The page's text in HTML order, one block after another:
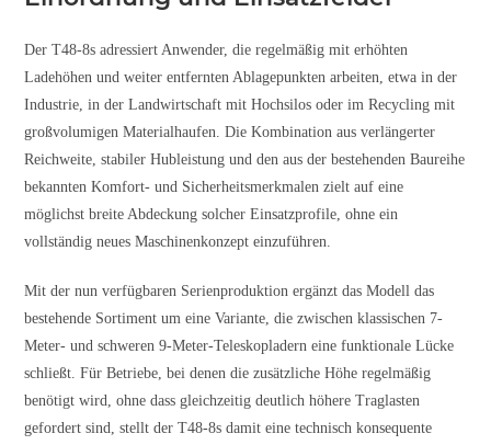
Der T48-8s adressiert Anwender, die regelmäßig mit erhöhten
Ladehöhen und weiter entfernten Ablagepunkten arbeiten, etwa in der
Industrie, in der Landwirtschaft mit Hochsilos oder im Recycling mit
großvolumigen Materialhaufen. Die Kombination aus verlängerter
Reichweite, stabiler Hubleistung und den aus der bestehenden Baureihe
bekannten Komfort- und Sicherheitsmerkmalen zielt auf eine
möglichst breite Abdeckung solcher Einsatzprofile, ohne ein
vollständig neues Maschinenkonzept einzuführen.
Mit der nun verfügbaren Serienproduktion ergänzt das Modell das
bestehende Sortiment um eine Variante, die zwischen klassischen 7-
Meter- und schweren 9-Meter-Teleskopladern eine funktionale Lücke
schließt. Für Betriebe, bei denen die zusätzliche Höhe regelmäßig
benötigt wird, ohne dass gleichzeitig deutlich höhere Traglasten
gefordert sind, stellt der T48-8s damit eine technisch konsequente